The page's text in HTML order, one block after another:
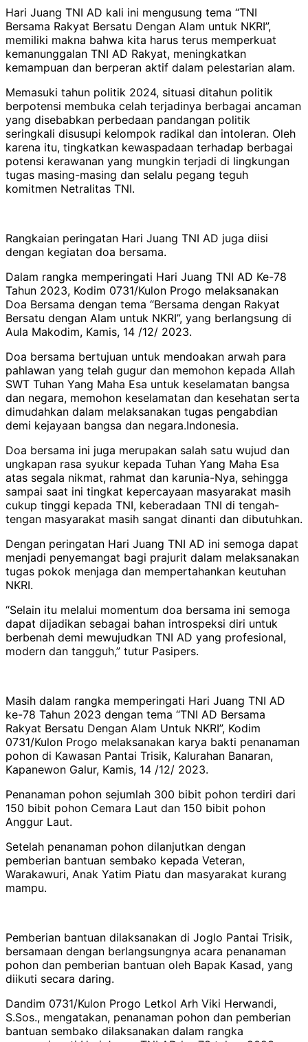
Hari Juang TNI AD kali ini mengusung tema “TNI
Bersama Rakyat Bersatu Dengan Alam untuk NKRI”,
memiliki makna bahwa kita harus terus memperkuat
kemanunggalan TNI AD Rakyat, meningkatkan
kemampuan dan berperan aktif dalam pelestarian alam.
Memasuki tahun politik 2024, situasi ditahun politik
berpotensi membuka celah terjadinya berbagai ancaman
yang disebabkan perbedaan pandangan politik
seringkali disusupi kelompok radikal dan intoleran. Oleh
karena itu, tingkatkan kewaspadaan terhadap berbagai
potensi kerawanan yang mungkin terjadi di lingkungan
tugas masing-masing dan selalu pegang teguh
komitmen Netralitas TNI.
Rangkaian peringatan Hari Juang TNI AD juga diisi
dengan kegiatan doa bersama.
Dalam rangka memperingati Hari Juang TNI AD Ke-78
Tahun 2023, Kodim 0731/Kulon Progo melaksanakan
Doa Bersama dengan tema “Bersama dengan Rakyat
Bersatu dengan Alam untuk NKRI”, yang berlangsung di
Aula Makodim, Kamis, 14 /12/ 2023.
Doa bersama bertujuan untuk mendoakan arwah para
pahlawan yang telah gugur dan memohon kepada Allah
SWT Tuhan Yang Maha Esa untuk keselamatan bangsa
dan negara, memohon keselamatan dan kesehatan serta
dimudahkan dalam melaksanakan tugas pengabdian
demi kejayaan bangsa dan negara.Indonesia.
Doa bersama ini juga merupakan salah satu wujud dan
ungkapan rasa syukur kepada Tuhan Yang Maha Esa
atas segala nikmat, rahmat dan karunia-Nya, sehingga
sampai saat ini tingkat kepercayaan masyarakat masih
cukup tinggi kepada TNI, keberadaan TNI di tengah-
tengan masyarakat masih sangat dinanti dan dibutuhkan.
Dengan peringatan Hari Juang TNI AD ini semoga dapat
menjadi penyemangat bagi prajurit dalam melaksanakan
tugas pokok menjaga dan mempertahankan keutuhan
NKRI.
“Selain itu melalui momentum doa bersama ini semoga
dapat dijadikan sebagai bahan introspeksi diri untuk
berbenah demi mewujudkan TNI AD yang profesional,
modern dan tangguh,” tutur Pasipers.
Masih dalam rangka memperingati Hari Juang TNI AD
ke-78 Tahun 2023 dengan tema “TNI AD Bersama
Rakyat Bersatu Dengan Alam Untuk NKRI”, Kodim
0731/Kulon Progo melaksanakan karya bakti penanaman
pohon di Kawasan Pantai Trisik, Kalurahan Banaran,
Kapanewon Galur, Kamis, 14 /12/ 2023.
Penanaman pohon sejumlah 300 bibit pohon terdiri dari
150 bibit pohon Cemara Laut dan 150 bibit pohon
Anggur Laut.
Setelah penanaman pohon dilanjutkan dengan
pemberian bantuan sembako kepada Veteran,
Warakawuri, Anak Yatim Piatu dan masyarakat kurang
mampu.
Pemberian bantuan dilaksanakan di Joglo Pantai Trisik,
bersamaan dengan berlangsungnya acara penanaman
pohon dan pemberian bantuan oleh Bapak Kasad, yang
diikuti secara daring.
Dandim 0731/Kulon Progo Letkol Arh Viki Herwandi,
S.Sos., mengatakan, penanaman pohon dan pemberian
bantuan sembako dilaksanakan dalam rangka